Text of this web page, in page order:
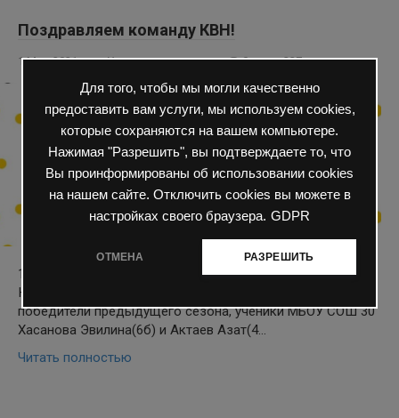
Для того, чтобы мы могли качественно
предоставить вам услуги, мы используем cookies,
которые сохраняются на вашем компьютере.
Нажимая "Разрешить", вы подтверждаете то, что
Вы проинформированы об использовании cookies
на нашем сайте. Отключить cookies вы можете в
настройках своего браузера. GDPR
ОТМЕНА РАЗРЕШИТЬ
Поздравляем команду КВН!
1 Мар 2021 Ученикам 0 227 просмотров
1 марта в Астраханской Филармонии проходил 11 сезон
Юниор Лиги КВН. Команду «Вити не будет» представляли
победители предыдущего сезона, ученики МБОУ СОШ 30
Хасанова Эвилина(6б) и Актаев Азат(4…
Читать полностью